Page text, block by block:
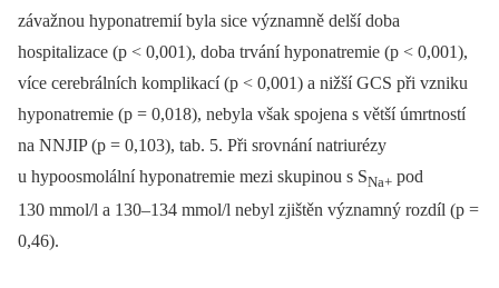
závažnou hyponatremií byla sice významně delší doba
hospitalizace (p < 0,001), doba trvání hyponatremie (p < 0,001),
více cerebrálních komplikací (p < 0,001) a nižší GCS při vzniku
hyponatremie (p = 0,018), nebyla však spojena s větší úmrtností
na NNJIP (p = 0,103), tab. 5. Při srovnání natriurézy
u hypoosmolální hyponatremie mezi skupinou s SNa+ pod
130 mmol/l a 130–134 mmol/l nebyl zjištěn významný rozdíl (p =
0,46).